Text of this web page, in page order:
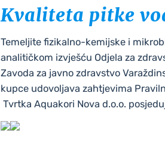
Kvaliteta pitke
Temeljite fizikalno-kemijske i
analitičkom izvješću Odjela za
Zavoda za javno zdravstvo
kupce udovoljava zahtjevima
Tvrtka Aquakori Nova d.o.o.